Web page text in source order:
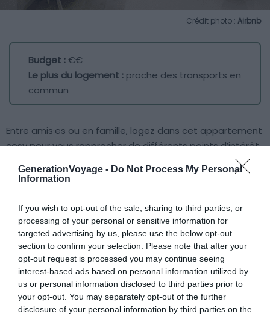
GenerationVoyage - Do Not Process My Personal
Information
If you wish to opt-out of the sale, sharing to third parties, or
processing of your personal or sensitive information for
targeted advertising by us, please use the below opt-out
section to confirm your selection. Please note that after your
opt-out request is processed you may continue seeing
interest-based ads based on personal information utilized by
us or personal information disclosed to third parties prior to
your opt-out. You may separately opt-out of the further
disclosure of your personal information by third parties on the
Crédit photo : Airbnb
Budget :€€
Le plus du logement : proche des transports en
commun
Entre amis·es ou en famille, logez dans cet appartement
cosy pour vous rapprocher de différents points d’intérêt.
Des randonnées pédestres aux activités nautiques, en
passant par des promenades à cheval, vous aurez de
7. Le Pacha de Tamaris
Voir ce logement